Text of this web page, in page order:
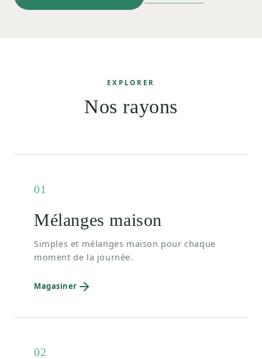
EXPLORER
Nos rayons
01
Mélanges maison
Simples et mélanges maison pour chaque
moment de la journée.
Magasiner
02